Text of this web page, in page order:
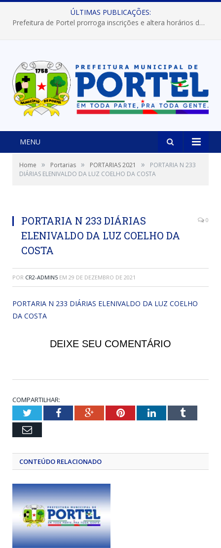
ÚLTIMAS PUBLICAÇÕES:
Prefeitura de Portel prorroga inscrições e altera horários dos concursos “Musa” e “Miss Mix Verão 2026”
MENU
Home » Portarias » PORTARIAS 2021 »
PORTARIA N 233
DIÁRIAS ELENIVALDO DA LUZ COELHO DA COSTA
PORTARIA N 233 DIÁRIAS
ELENIVALDO DA LUZ COELHO DA
COSTA
0
POR CR2-ADMIN5 EM 29 DE DEZEMBRO DE 2021
PORTARIA N 233 DIÁRIAS ELENIVALDO DA LUZ COELHO
DA COSTA
DEIXE SEU COMENTÁRIO
COMPARTILHAR:
TwitterFacebookGoogle+PinterestLinkedInTumblr
Email
CONTEÚDO RELACIONADO